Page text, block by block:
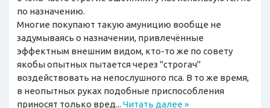
по назначению.
Многие покупают такую амуницию вообще не
задумываясь о назначении, привлечённые
эффектным внешним видом, кто-то же по совету
якобы опытных пытается через "строгач"
воздействовать на непослушного пса. В то же время,
в неопытных руках подобные приспособления
приносят только вред... Читать далее»